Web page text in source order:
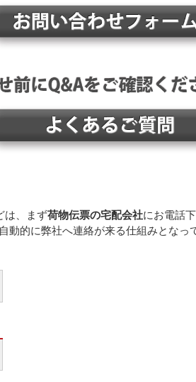
は、まず荷物伝票の宅配会社にお電話下
動的に弊社へ連絡が来る仕組みとなっ